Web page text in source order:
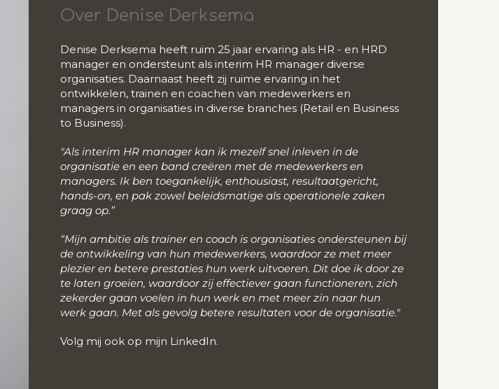
Over Denise Derksema
Denise Derksema heeft ruim 25 jaar ervaring als HR - en HRD
manager en ondersteunt als interim HR manager diverse
organisaties. Daarnaast heeft zij ruime ervaring in het
ontwikkelen, trainen en coachen van medewerkers en
managers in organisaties in diverse branches (Retail en Business
to Business).
"Als interim HR manager kan ik mezelf snel inleven in de
organisatie en een band creëren met de medewerkers en
managers. Ik ben toegankelijk, enthousiast, resultaatgericht,
hands-on, en pak zowel beleidsmatige als operationele zaken
graag op.”
“Mijn ambitie als trainer en coach is organisaties ondersteunen bij
de ontwikkeling van hun medewerkers, waardoor ze met meer
plezier en betere prestaties hun werk uitvoeren. Dit doe ik door ze
te laten groeien, waardoor zij effectiever gaan functioneren, zich
zekerder gaan voelen in hun werk en met meer zin naar hun
werk gaan. Met als gevolg betere resultaten voor de organisatie."
Volg mij ook op mijn LinkedIn.